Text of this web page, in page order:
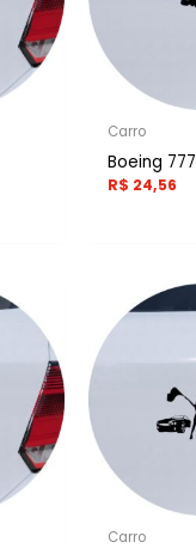
Carro
Boeing 777
R$ 24,56
Carro